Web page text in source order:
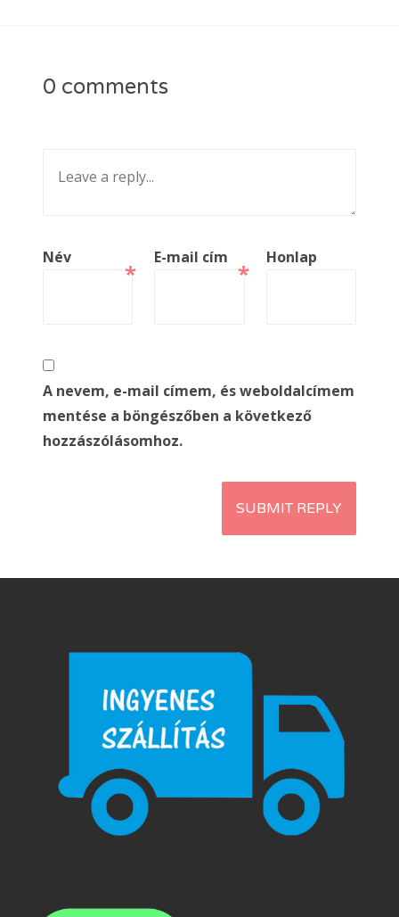
0 comments
Név
*
E-mail cím
*
Honlap
A nevem, e-mail címem, és weboldalcímem
mentése a böngészőben a következő
hozzászólásomhoz.